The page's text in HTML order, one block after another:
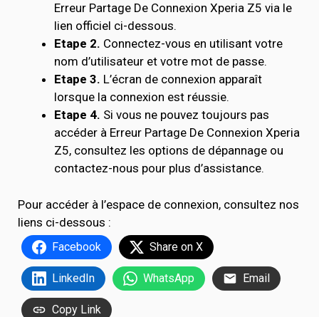
Erreur Partage De Connexion Xperia Z5 via le
lien officiel ci-dessous.
Etape 2. Connectez-vous en utilisant votre
nom d’utilisateur et votre mot de passe.
Etape 3. L’écran de connexion apparaît
lorsque la connexion est réussie.
Etape 4. Si vous ne pouvez toujours pas
accéder à Erreur Partage De Connexion Xperia
Z5, consultez les options de dépannage ou
contactez-nous pour plus d’assistance.
Pour accéder à l’espace de connexion, consultez nos
liens ci-dessous :
Facebook Share on X
LinkedIn WhatsApp Email
Copy Link